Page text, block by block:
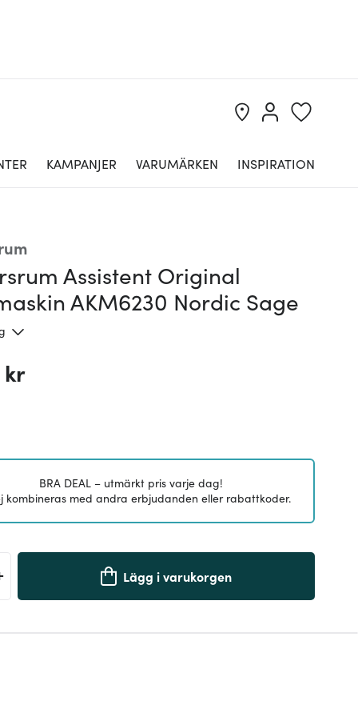
KAMPANJER VARUMÄRKEN INSPIRATION
Assistent Original
AKM6230 Nordic Sage
kr
BRA DEAL – utmärkt pris varje dag!
kombineras med andra erbjudanden eller rabattkoder.
Lägg i varukorgen